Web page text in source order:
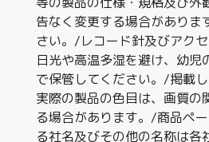
告なく変更する場合がありま
さい。/レコード針及びアク
日光や高温多湿を避け、幼児
で保管してください。/掲載
実際の製品の色目は、画質の
る場合があります。/商品ペ
る社名及びその他の名称は各